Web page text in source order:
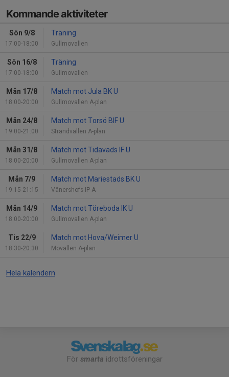
Kommande aktiviteter
Sön 9/8
17:00-18:00
Träning
Gullmovallen
Sön 16/8
17:00-18:00
Träning
Gullmovallen
Mån 17/8
18:00-20:00
Match mot Jula BK U
Gullmovallen A-plan
Mån 24/8
19:00-21:00
Match mot Torsö BIF U
Strandvallen A-plan
Mån 31/8
18:00-20:00
Match mot Tidavads IF U
Gullmovallen A-plan
Mån 7/9
19:15-21:15
Match mot Mariestads BK U
Vänershofs IP A
Mån 14/9
18:00-20:00
Match mot Töreboda IK U
Gullmovallen A-plan
Tis 22/9
18:30-20:30
Match mot Hova/Weimer U
Movallen A-plan
Hela kalendern
För smarta idrottsföreningar